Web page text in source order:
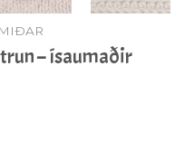
– ísaumaðir